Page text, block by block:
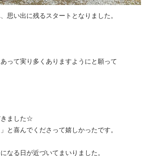
思い出に残るスタートとなりました。
って実り多くありますようにと願って
きました☆
と喜んでくださって嬉しかったです。
なる日が近づいてまいりました。